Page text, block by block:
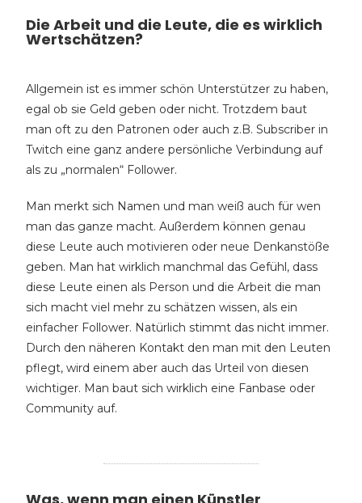
Die Arbeit und die Leute, die es wirklich
Wertschätzen?
Allgemein ist es immer schön Unterstützer zu haben,
egal ob sie Geld geben oder nicht. Trotzdem baut
man oft zu den Patronen oder auch z.B. Subscriber in
Twitch eine ganz andere persönliche Verbindung auf
als zu „normalen“ Follower.
Man merkt sich Namen und man weiß auch für wen
man das ganze macht. Außerdem können genau
diese Leute auch motivieren oder neue Denkanstöße
geben. Man hat wirklich manchmal das Gefühl, dass
diese Leute einen als Person und die Arbeit die man
sich macht viel mehr zu schätzen wissen, als ein
einfacher Follower. Natürlich stimmt das nicht immer.
Durch den näheren Kontakt den man mit den Leuten
pflegt, wird einem aber auch das Urteil von diesen
wichtiger. Man baut sich wirklich eine Fanbase oder
Community auf.